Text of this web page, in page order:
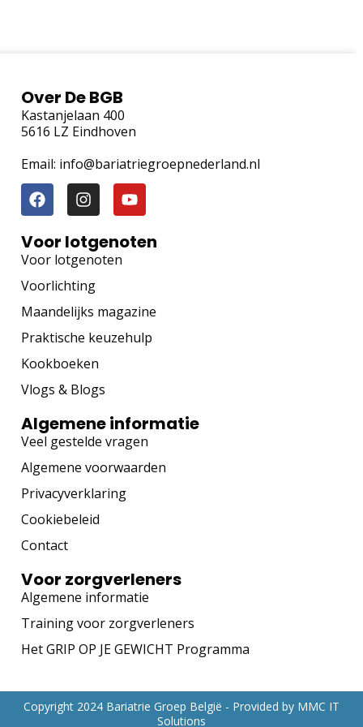
Over De BGB
Kastanjelaan 400
5616 LZ Eindhoven
Email: info@bariatriegroepnederland.nl
Voor lotgenoten
Voor lotgenoten
Voorlichting
Maandelijks magazine
Praktische keuzehulp
Kookboeken
Vlogs & Blogs
Algemene informatie
Veel gestelde vragen
Algemene voorwaarden
Privacyverklaring
Cookiebeleid
Contact
Voor zorgverleners
Algemene informatie
Training voor zorgverleners
Het GRIP OP JE GEWICHT Programma
Copyright 2024 Bariatrie Groep België - Provided by MMC IT
Solutions